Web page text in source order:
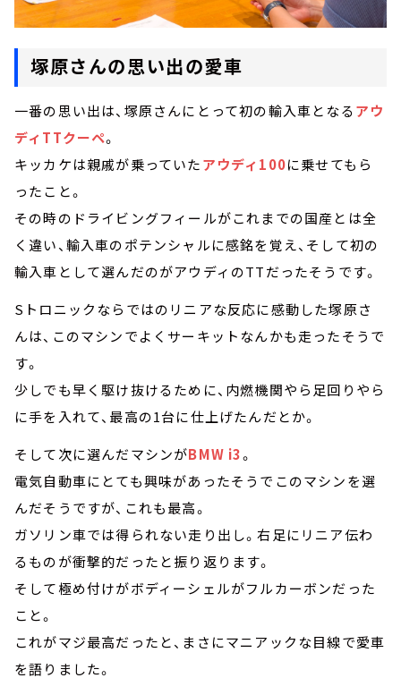
塚原さんの思い出の愛車
一番の思い出は、塚原さんにとって初の輸入車となるアウ
ディTTクーペ。
キッカケは親戚が乗っていたアウディ100に乗せてもら
ったこと。
その時のドライビングフィールがこれまでの国産とは全
く違い、輸入車のポテンシャルに感銘を覚え、そして初の
輸入車として選んだのがアウディのTTだったそうです。
Sトロニックならではのリニアな反応に感動した塚原さ
んは、このマシンでよくサーキットなんかも走ったそうで
す。
少しでも早く駆け抜けるために、内燃機関やら足回りやら
に手を入れて、最高の1台に仕上げたんだとか。
そして次に選んだマシンがBMW i3。
電気自動車にとても興味があったそうでこのマシンを選
んだそうですが、これも最高。
ガソリン車では得られない走り出し。右足にリニア伝わ
るものが衝撃的だったと振り返ります。
そして極め付けがボディーシェルがフルカーボンだった
こと。
これがマジ最高だったと、まさにマニアックな目線で愛車
を語りました。